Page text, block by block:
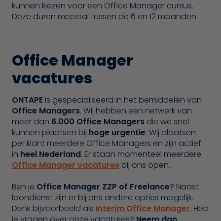
kunnen kiezen voor een Office Manager cursus.
Deze duren meestal tussen de 6 en 12 maanden
Office Manager
vacatures
ONTAPE is gespecialiseerd in het bemiddelen van
Office Managers. Wij hebben een netwerk van
meer dan 6.000 Office Managers die we snel
kunnen plaatsen bij hoge urgentie. Wij plaatsen
per klant meerdere Office Managers en zijn actief
in heel Nederland. Er staan momenteel meerdere
Office Manager vacatures bij ons open.
Ben je Office Manager ZZP of Freelance? Naast
loondienst zijn er bij ons andere opties mogelijk.
Denk bijvoorbeeld als Interim Office Manager. Heb